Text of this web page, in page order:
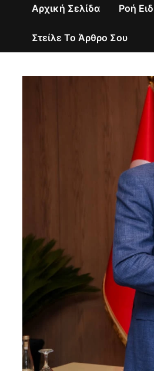
Αρχική Σελίδα Ροή
Στείλε Το Άρθρο Σου